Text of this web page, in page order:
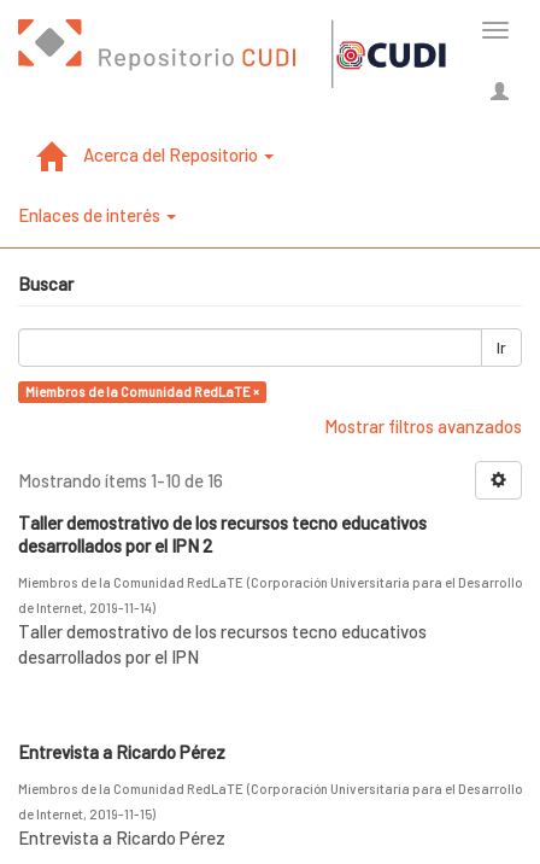
Acerca del Repositorio
Enlaces de interés
Buscar
Ir
Miembros de la Comunidad RedLaTE ×
Mostrar filtros avanzados
Mostrando ítems 1-10 de 16
Taller demostrativo de los recursos tecno educativos
desarrollados por el IPN 2
Miembros de la Comunidad RedLaTE (Corporación Universitaria para el Desarrollo
de Internet, 2019-11-14)
Taller demostrativo de los recursos tecno educativos
desarrollados por el IPN
Entrevista a Ricardo Pérez
Miembros de la Comunidad RedLaTE (Corporación Universitaria para el Desarrollo
de Internet, 2019-11-15)
Entrevista a Ricardo Pérez